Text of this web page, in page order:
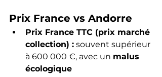
Prix France vs Andorre
Prix France TTC (prix marché
collection) : souvent supérieur
à 600 000 €, avec un malus
écologique